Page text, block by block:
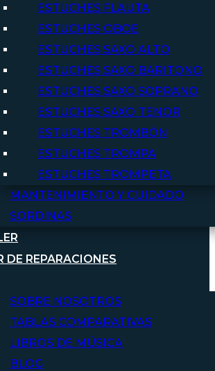
ESTUCHES FLAUTA
ESTUCHES OBOE
ESTUCHES SAXO ALTO
ESTUCHES SAXO BARITONO
ESTUCHES SAXO SOPRANO
ESTUCHES SAXO TENOR
ESTUCHES TROMBÓN
ESTUCHES TROMPA
ESTUCHES TROMPETA
MANTENIMIENTO Y CUIDADO
SORDINAS
DE REPARACIONES
SOBRE NOSOTROS
TABLAS COMPARATIVAS
LIBROS DE MÚSICA
BLOG